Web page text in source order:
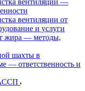
вентиляции —
вентиляции от
и услуги
жира — методы,
шахты в
— ответственность и